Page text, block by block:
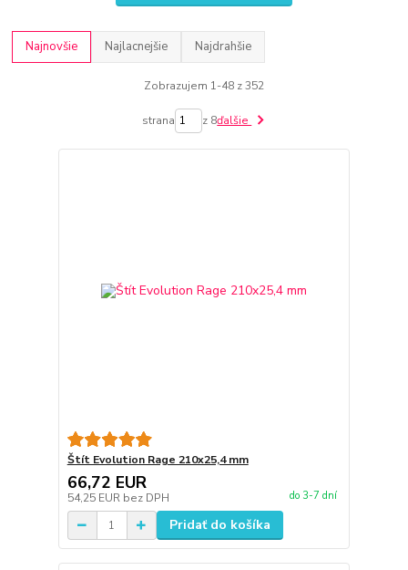
Najnovšie Najlacnejšie Najdrahšie
Zobrazujem 1-48 z 352
strana z 8ďalšie
Štít Evolution Rage 210x25,4 mm
66,72 EUR
54,25 EUR bez DPH do 3-7 dní
Pridať do košíka